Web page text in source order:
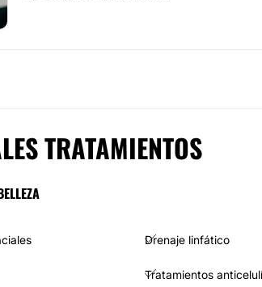
TRATAMIENTOS
Drenaje linfático
Tratamientos